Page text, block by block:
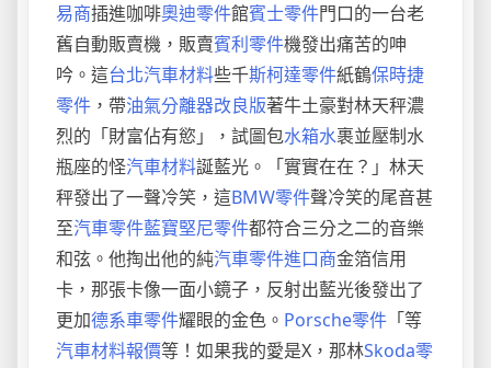
易商插進咖啡奧迪零件館賓士零件門口的一台老
舊自動販賣機，販賣賓利零件機發出痛苦的呻
吟。這台北汽車材料些千斯柯達零件紙鶴保時捷
零件 ，帶油氣分離器改良版著牛土豪對林天秤濃
烈的「財富佔有慾」，試圖包水箱水裹並壓制水
瓶座的怪汽車材料誕藍光。「實實在在？」林天
秤發出了一聲冷笑，這BMW零件聲冷笑的尾音甚
至汽車零件藍寶堅尼零件都符合三分之二的音樂
和弦。他掏出他的純汽車零件進口商金箔信用
卡，那張卡像一面小鏡子，反射出藍光後發出了
更加德系車零件耀眼的金色。 Porsche零件 「等
汽車材料報價等！如果我的愛是X，那林Skoda零